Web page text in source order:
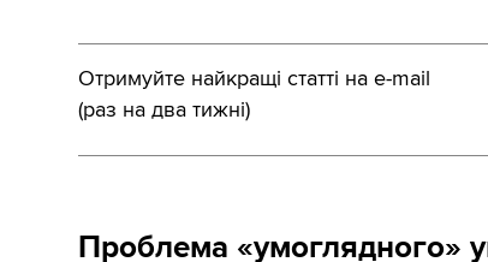
Отримуйте найкращі статті на e-mail
(раз на два тижні)
Проблема «умоглядного»